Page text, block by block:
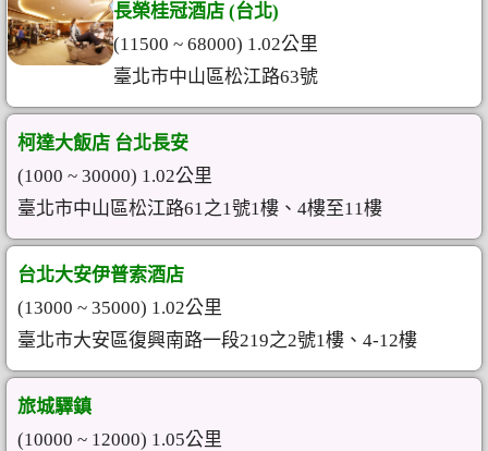
長榮桂冠酒店 (台北)
(11500 ~ 68000) 1.02公里
臺北市中山區松江路63號
柯達大飯店 台北長安
(1000 ~ 30000) 1.02公里
臺北市中山區松江路61之1號1樓、4樓至11樓
台北大安伊普索酒店
(13000 ~ 35000) 1.02公里
臺北市大安區復興南路一段219之2號1樓、4-12樓
旅城驛鎮
(10000 ~ 12000) 1.05公里